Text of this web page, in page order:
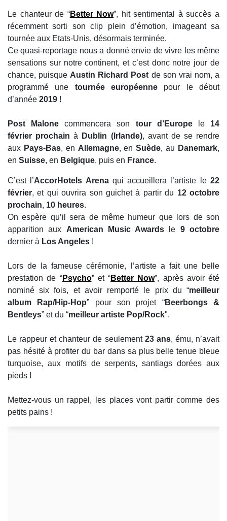
Le chanteur de “Better Now”, hit sentimental à succès a
récemment sorti son clip plein d’émotion, imageant sa
tournée aux Etats-Unis, désormais terminée.
Ce quasi-reportage nous a donné envie de vivre les même
sensations sur notre continent, et c’est donc notre jour de
chance, puisque Austin Richard Post de son vrai nom, a
programmé une tournée européenne pour le début
d’année 2019 !
Post Malone commencera son tour d’Europele 14
février prochain à Dublin (Irlande), avant de se rendre
aux Pays-Bas, en Allemagne, enSuède, au Danemark,
en Suisse, en Belgique, puis en France.
C’est l’AccorHotels Arenaqui accueillera l’artiste le22
février, et qui ouvrira son guichet à partir du 12 octobre
prochain, 10 heures.
On espère qu’il sera de même humeur que lors de son
apparition aux American Music Awards le 9 octobre
dernier à Los Angeles !
Lors de la fameuse cérémonie, l’artiste a fait une belle
prestation de “Psycho” et “Better Now”, après avoir été
nominé six fois, et avoir remporté le prix du “meilleur
album Rap/Hip-Hop” pour son projet “Beerbongs &
Bentleys” et du “meilleur artiste Pop/Rock".
Le rappeur et chanteur de seulement 23 ans, ému, n’avait
pas hésité à profiter du bar dans sa plus belle tenue bleue
turquoise, aux motifs de serpents, santiags dorées aux
pieds !
Mettez-vous un rappel, les places vont partir comme des
petits pains !